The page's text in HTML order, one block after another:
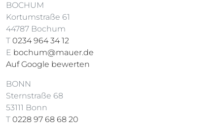
BOCHUM
Kortumstraße 61
44787 Bochum
T 0234 964 34 12
E bochum@mauer.de
Auf Google bewerten
BONN
Sternstraße 68
53111 Bonn
T 0228 97 68 68 20